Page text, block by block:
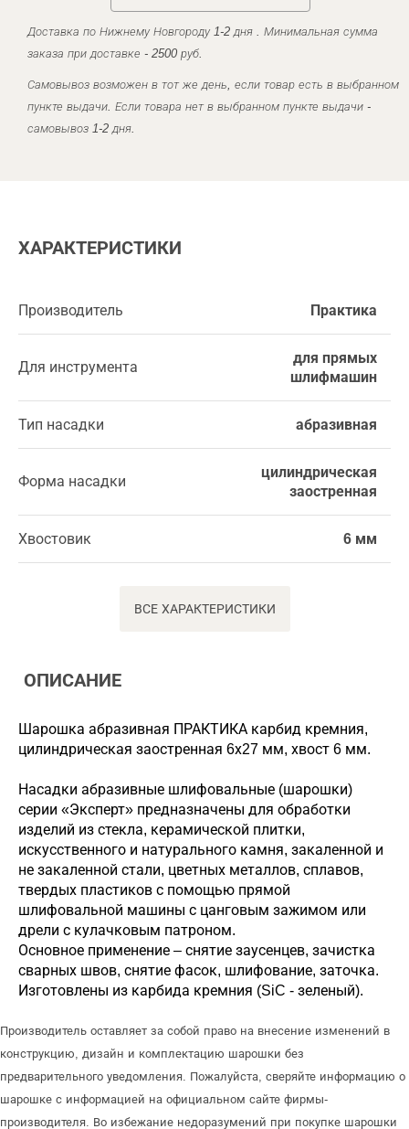
Доставка по Нижнему Новгороду 1-2 дня . Минимальная сумма
заказа при доставке - 2500 руб.
Самовывоз возможен в тот же день, если товар есть в выбранном
пункте выдачи. Если товара нет в выбранном пункте выдачи -
самовывоз 1-2 дня.
ХАРАКТЕРИСТИКИ
Производитель Практика
Для инструмента
для прямых
шлифмашин
Тип насадки абразивная
Форма насадки
цилиндрическая
заостренная
Хвостовик 6 мм
ВСЕ ХАРАКТЕРИСТИКИ
ОПИСАНИЕ
Шарошка абразивная ПРАКТИКА карбид кремния,
цилиндрическая заостренная 6х27 мм, хвост 6 мм.
Насадки абразивные шлифовальные (шарошки)
серии «Эксперт» предназначены для обработки
изделий из стекла, керамической плитки,
искусственного и натурального камня, закаленной и
не закаленной стали, цветных металлов, сплавов,
твердых пластиков с помощью прямой
шлифовальной машины с цанговым зажимом или
дрели с кулачковым патроном.
Основное применение – снятие заусенцев, зачистка
сварных швов, снятие фасок, шлифование, заточка.
Изготовлены из карбида кремния (SiC - зеленый).
Производитель оставляет за собой право на внесение изменений в
конструкцию, дизайн и комплектацию шарошки без
предварительного уведомления. Пожалуйста, сверяйте информацию о
шарошке с информацией на официальном сайте фирмы-
производителя. Во избежание недоразумений при покупке шарошки